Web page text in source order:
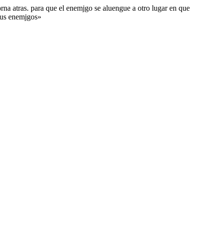
atras. para que el enemjgo se aluengue a otro lugar en que
enemjgos»